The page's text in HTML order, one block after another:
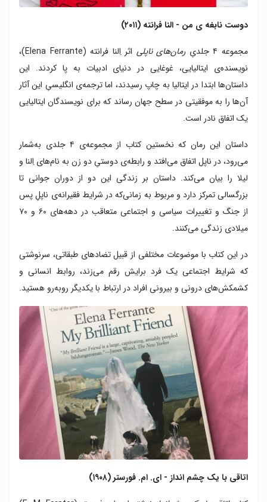
دوست نابغه ی من - النا فرانته (۲۰۱۱)
مجموعه ۴ جلدیِ‌
رمان‌های ناپلی
اثر اِلنا فرانته (Elena Ferrante)،
نویسنده‌ی ایتالیایی، غوغایی در دنیای ادبیات به پا کردند. این
داستان‌ها ابتدا در ایتالیا به چاپ رسیدند، اما ترجمه‌ی انگلیسیِ این آثار
آن‌ها را به موفقیتی در سطح جهان رساند که برای نویسندگان ایتالیایی
یک اتفاق نادر است.
داستان این رمان‌ که نخستین کتاب از مجموعه‌ی ۴ جلدی به‌شمار
می‌رود، در ناپل اتفاق می‌افتد و رابطه‌ی دوستیِ دو زن به نام‌های اِلنا و
لیلا را بیان می‌کند. داستان بر زندگی این دو از دوران جوانی تا
بزرگسالی تمرکز دارد و مربوط به زمانی‌که در شرایط فقیرانه‌ی ناپلِ پس
از جنگ و تغییرات سیاسی و اجتماعی متعاقب در دهه‌های ۶۰ و ۷۰
میلادی زندگی می‌کنند.
در این کتاب با موضوعات مختلفی از قبیل تضادهای طبقاتی، سرنوشتی
که شرایط اجتماعی یک فرد برایش رقم می‌زند، روابط انسانی و
کشمکش‌های درونی و بیرونی افراد در ارتباط با یکدیگر روبه‌رو هستید.
اتاقی با یک چشم انداز - ای. ام. فورستر (۱۹۰۸)